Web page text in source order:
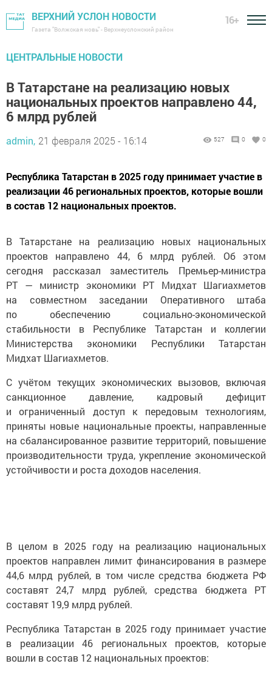
ВЕРХНИЙ УСЛОН НОВОСТИ
Газета "Волжская новь" - Верхнеуслонский район
16+
ЦЕНТРАЛЬНЫЕ НОВОСТИ
В Татарстане на реализацию новых
национальных проектов направлено 44,
6 млрд рублей
admin, 21 февраля 2025 - 16:14 527 0 0
Республика Татарстан в 2025 году принимает участие в
реализации 46 региональных проектов, которые вошли
в состав 12 национальных проектов.
В Татарстане на реализацию новых национальных
проектов направлено 44, 6 млрд рублей. Об этом
сегодня рассказал заместитель Премьер-министра
РТ — министр экономики РТ Мидхат Шагиахметов
на совместном заседании Оперативного штаба
по обеспечению социально-экономической
стабильности в Республике Татарстан и коллегии
Министерства экономики Республики Татарстан
Мидхат Шагиахметов.
С учётом текущих экономических вызовов, включая
санкционное давление, кадровый дефицит
и ограниченный доступ к передовым технологиям,
приняты новые национальные проекты, направленные
на сбалансированное развитие территорий, повышение
производительности труда, укрепление экономической
устойчивости и роста доходов населения.
В целом в 2025 году на реализацию национальных
проектов направлен лимит финансирования в размере
44,6 млрд рублей, в том числе средства бюджета РФ
составят 24,7 млрд рублей, средства бюджета РТ
составят 19,9 млрд рублей.
Республика Татарстан в 2025 году принимает участие
в реализации 46 региональных проектов, которые
вошли в состав 12 национальных проектов: